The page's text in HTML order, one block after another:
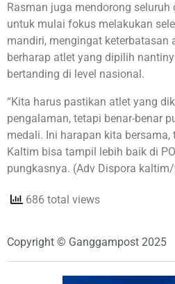
Rasman juga mendorong
untuk mulai fokus melakukan
mandiri, mengingat keterbatasan
berharap atlet yang dipilih
bertanding di level nasional.
“Kita harus pastikan atlet yang
pengalaman, tetapi benar-benar
medali. Ini harapan kita bersama,
Kaltim bisa tampil lebih baik di
pungkasnya. (Adv Dispora
686 total views
Copyright © Ganggampost 2025